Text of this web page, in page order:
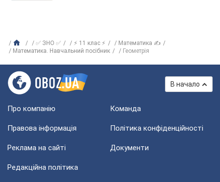
✅ ЗНО ✅ ⚡ 11 клас ⚡
Математика ✍
Математика. Навчальний посібник
Геометрія
В начало
Про компанію Команда
Правова інформація Політика конфіденційності
Реклама на сайті Документи
Редакційна політика